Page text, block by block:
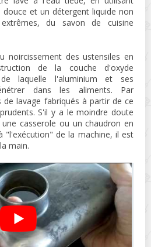
et un détergent liquide non
du savon de cuisine
noircissement des ustensiles en
de la couche d'oxyde
laquelle l'aluminium et ses
dans les aliments. Par
lavage fabriqués à partir de ce
S'il y a le moindre doute
casserole ou un chaudron en
"l'exécution" de la machine, il est
main.